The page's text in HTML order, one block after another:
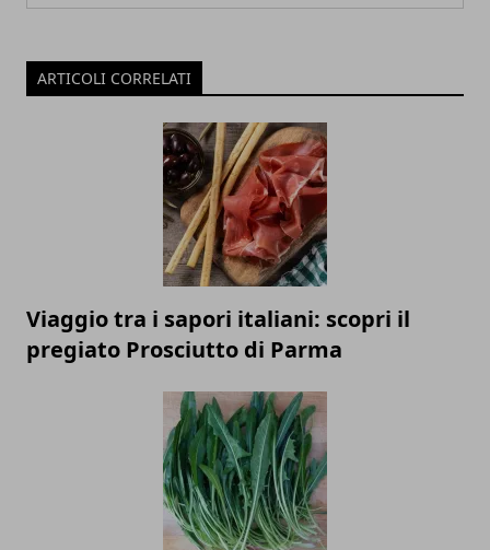
ARTICOLI CORRELATI
Viaggio tra i sapori italiani: scopri il
pregiato Prosciutto di Parma